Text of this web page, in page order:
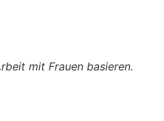
mit Frauen basieren.